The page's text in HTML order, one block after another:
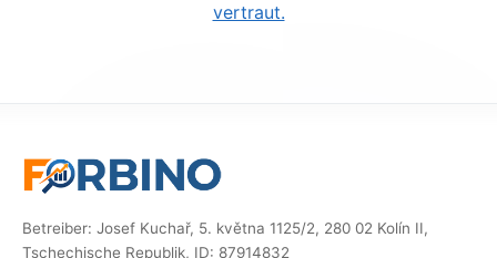
vertraut.
Betreiber: Josef Kuchař, 5. května 1125/2, 280 02 Kolín II,
Tschechische Republik, ID: 87914832